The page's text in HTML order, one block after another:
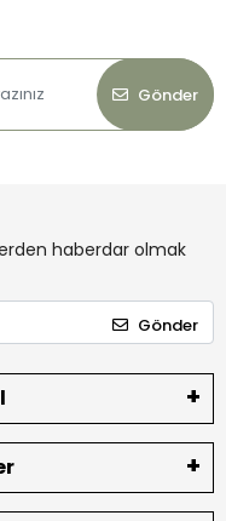
Gönder
haberdar olmak
Gönder